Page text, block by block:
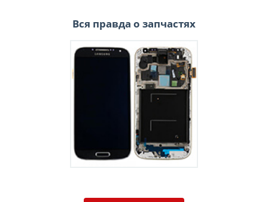
Вся правда о запчастях